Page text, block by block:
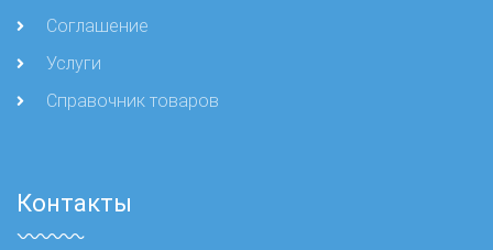
Соглашение
Услуги
Справочник товаров
Контакты